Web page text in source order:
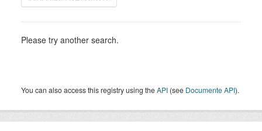
Please try another search.
You can also access this registry using theAPI (see Documente API).